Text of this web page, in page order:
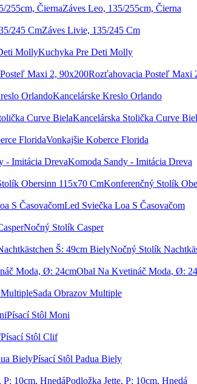
Záves Leo, 135/255cm, Čierna
Záves Livie, 135/245 Cm
Kuchyka Pre Deti Molly
Rozťahovacia Posteľ Maxi
Kancelárske Kreslo Orlando
Kancelárska Stolička Curve
Vonkajšie Koberce Florida
Komoda Sandy - Imitácia Dreva
Konferenčný Stolík
Led Sviečka Loa S Časovačom
Nočný Stolík Casper
Nočný Stolík
Obal Na Kvetináč Moda, Ø:
Sada Obrazov Multiple
Písací Stôl Moni
Písací Stôl Clif
Písací Stôl Padua Biely
Podložka Jette, P: 10cm, Hnedá